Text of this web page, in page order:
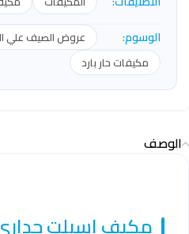
الوسوم:
عروض الصيف علي
مكيفات حار بارد
الوصف